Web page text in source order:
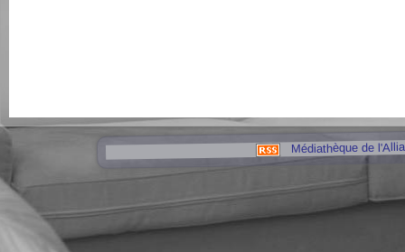
Médiathèque de